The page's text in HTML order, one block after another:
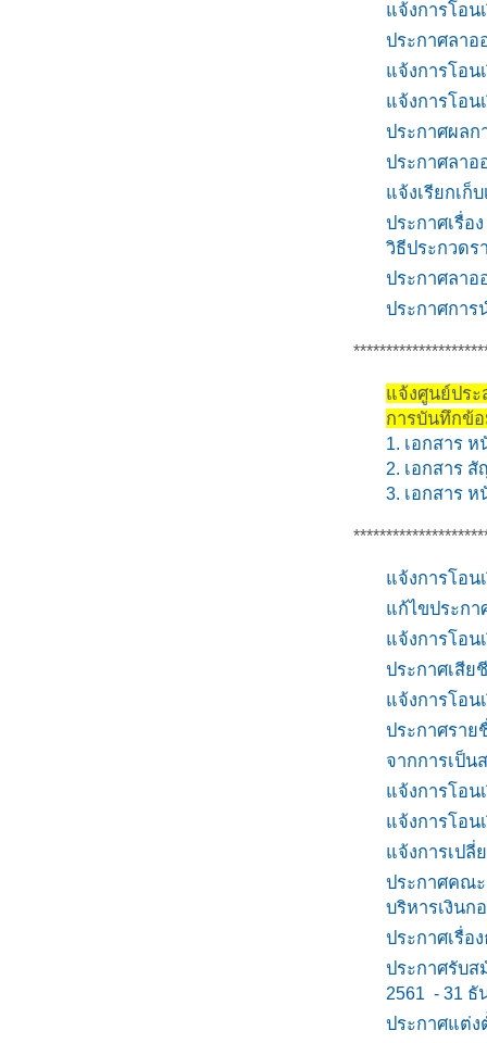
แจ้งการโอน
ประกาศลาอ
แจ้งการโอน
แจ้งการโอน
ประกาศผลก
ประกาศลาอ
แจ้งเรียกเก็
ประกาศเรื่อ
วิธีประกวดร
ประกาศลาอ
ประกาศการ
แจ้งศูนย์ประ
การบันทึกข้
1. เอกสาร
2. เอกสาร
3. เอกสาร
แจ้งการโอน
แก้ไขประก
แจ้งการโอน
ประกาศเสีย
แจ้งการโอน
ประกาศรา
จากการเป็น
แจ้งการโอน
แจ้งการโอน
แจ้งการเปลี่
ประกาศคณ
บริหารเงินก
ประกาศเรื่ิอ
ประกาศรับส
2561 - 31 ธั
ประกาศแต่